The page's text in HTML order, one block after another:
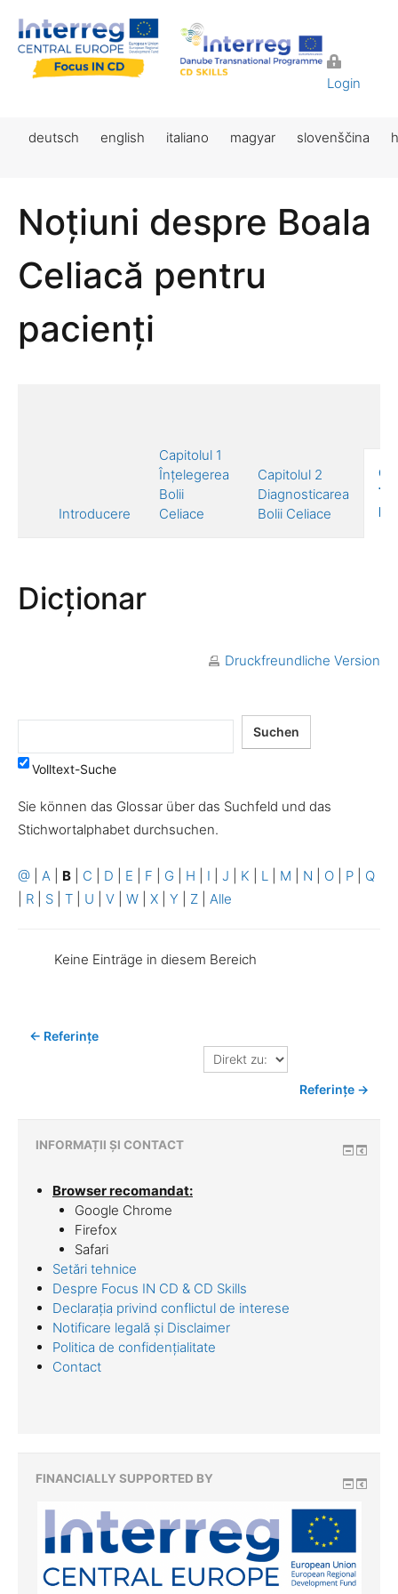
Login
deutsch english italiano magyar slovenščina
Noțiuni despre Boala
Celiacă pentru
pacienți
Introducere
Capitolul 1
Înțelegerea
Bolii
Celiace
Capitolul 2
Diagnosticarea
Bolii Celiace
Dicționar
Druckfreundliche Version
Volltext-Suche
Sie können das Glossar über das Suchfeld und das
Stichwortalphabet durchsuchen.
@ A B C D E F G H I J K L M N O P
Q
R S T U V W X Y Z Alle
Keine Einträge in diesem Bereich
← Referințe
Direkt
zu:
Referințe →
INFORMAȚII ȘI CONTACT
Browser recomandat:
Google Chrome
Firefox
Safari
Setări tehnice
Despre Focus IN CD & CD Skills
Declarația privind conflictul de interese
Notificare legală și Disclaimer
Politica de confidențialitate
Contact
FINANCIALLY SUPPORTED BY